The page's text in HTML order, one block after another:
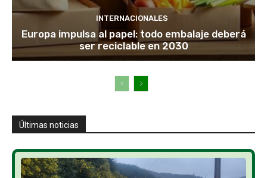
INTERNACIONALES
Europa impulsa al papel: todo embalaje deberá
ser reciclable en 2030
Últimas noticias